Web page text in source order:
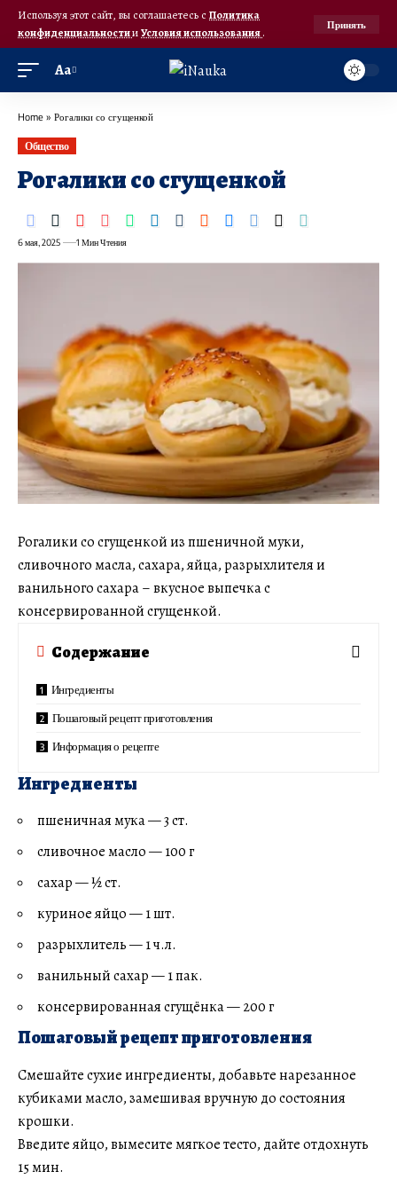
Используя этот сайт, вы соглашаетесь с Политика
конфиденциальностииУсловия использования.
Принять
Аа
Home » Рогалики со сгущенкой
Общество
Рогалики со сгущенкой
6 мая, 2025 1 Мин Чтения
Рогалики со сгущенкой из пшеничной муки,
сливочного масла, сахара, яйца, разрыхлителя и
ванильного сахара – вкусное выпечка с
консервированной сгущенкой.
Содержание
Ингредиенты
Пошаговый рецепт приготовления
Информация о рецепте
Ингредиенты
пшеничная мука — 3 ст.
сливочное масло — 100 г
сахар — ½ ст.
куриное яйцо — 1 шт.
разрыхлитель — 1 ч.л.
ванильный сахар — 1 пак.
консервированная сгущёнка — 200 г
Пошаговый рецепт приготовления
Смешайте сухие ингредиенты, добавьте нарезанное
кубиками масло, замешивая вручную до состояния
крошки.
Введите яйцо, вымесите мягкое тесто, дайте отдохнуть
15 мин.